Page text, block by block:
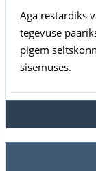
Aga restardiks
tegevuse
pigem
sisemuses.